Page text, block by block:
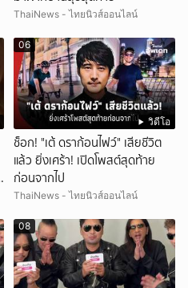
ThaiNews - ไทยนิวส์ออนไลน์
วิดีโอ
06
ช็อก! "เต้ ดราก้อนไฟว์" เสียชีวิต
แล้ว ยิ่งเศร้า! เปิดโพสต์สุดท้าย
ก่อนจากไป
ThaiNews - ไทยนิวส์ออนไลน์
08